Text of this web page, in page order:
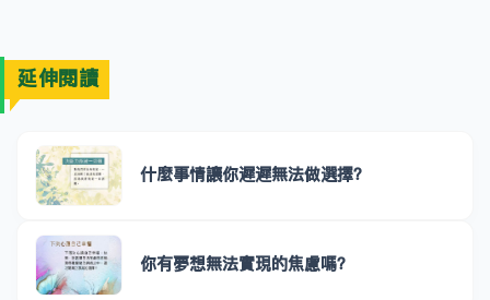
延伸閱讀
什麼事情讓你遲遲無法做選擇？
你有夢想無法實現的焦慮嗎？